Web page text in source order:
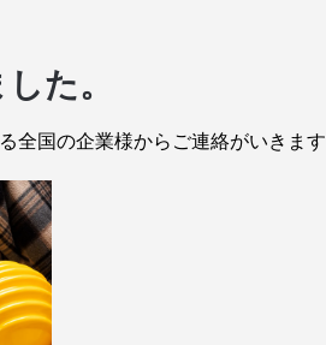
た。
全国の企業様からご連絡がいきます